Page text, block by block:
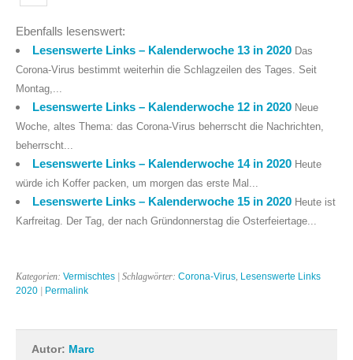
Ebenfalls lesenswert:
Lesenswerte Links – Kalenderwoche 13 in 2020 Das
Corona-Virus bestimmt weiterhin die Schlagzeilen des Tages. Seit
Montag,...
Lesenswerte Links – Kalenderwoche 12 in 2020 Neue
Woche, altes Thema: das Corona-Virus beherrscht die Nachrichten,
beherrscht...
Lesenswerte Links – Kalenderwoche 14 in 2020 Heute
würde ich Koffer packen, um morgen das erste Mal...
Lesenswerte Links – Kalenderwoche 15 in 2020 Heute ist
Karfreitag. Der Tag, der nach Gründonnerstag die Osterfeiertage...
Kategorien: Vermischtes | Schlagwörter: Corona-Virus, Lesenswerte Links
2020
Permalink
Autor: Marc